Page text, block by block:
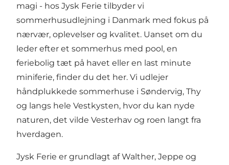
magi - hos Jysk Ferie tilbyder vi
sommerhusudlejning i Danmark med fokus på
nærvær, oplevelser og kvalitet. Uanset om du
leder efter et sommerhus med pool, en
feriebolig tæt på havet eller en last minute
miniferie, finder du det her. Vi udlejer
håndplukkede sommerhuse i Søndervig, Thy
og langs hele Vestkysten, hvor du kan nyde
naturen, det vilde Vesterhav og roen langt fra
hverdagen.
Jysk Ferie er grundlagt af Walther, Jeppe og